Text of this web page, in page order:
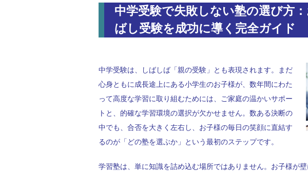
中学受験で失敗しない塾の選び方
ばし受験を成功に導く完全ガイド
中学受験は、しばしば「親の受験」とも表現されます。まだ
心身ともに成長途上にある小学生のお子様が、数年間にわた
って高度な学習に取り組むためには、ご家庭の温かいサポー
トと、的確な学習環境の選択が欠かせません。数ある決断の
中でも、合否を大きく左右し、お子様の毎日の笑顔に直結す
るのが「どの塾を選ぶか」という最初のステップです。
学習塾は、単に知識を詰め込む場所ではありません。お子様が